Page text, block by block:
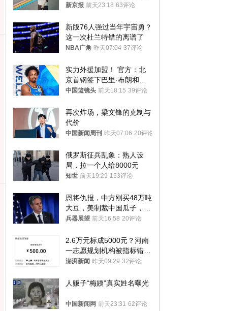
想到山里旅行
新京报 前天23:18 63评论
新版76人强过当年宇宙勇？
这一次杜兰特错的离谱了
NBA广角 昨天07:04 37评论
实力外援加盟！ 官方：北
京首钢签下巴里·布朗和桑
普森
中国篮镜头 前天18:15 39评论
再次炸场，梁文锋的克制与
代价
中国新闻周刊 昨天07:06 20评论
俄罗斯征兵乱象：熟人设
局，拉一个人给8000元
知世 前天19:29 153评论
恩将仇报，中方刚买48万吨
大豆，美制裁中国瓜子，布
林肯措辞变了
兵器展望 前天16:58 20评论
2.6万元标成5000元？河南
一志愿规划机构被指标错学
费致考生复读
澎湃新闻 昨天09:29 32评论
人贩子“梅姨”真实姓名曝光
中国新闻网 前天23:31 62评论